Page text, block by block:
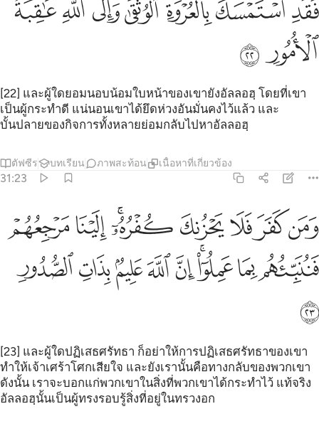
ﲀﲁﲂﲃﲄﲅﲆﲇ
ﲈﲉ
[22] และผู้ใดยอมนอบน้อมใบหน้าของเขายังอัลลอฮฺ โดยที่เขา
เป็นผู้กระทำดี แน่นอนเขาได้ยึดห่วงอันมั่นคงไว้แล้ว และ
บั้นปลายของกิจการทั้งหลายย่อมกลับไปหาอัลลอฮฺ
ตัฟซีร บทเรียน ภาพสะท้อน เนื้อหาที่เกี่ยวข้อง
31:23
ومن كفر فلا يحزنك كفره الينا مرجعهم فننبيهم بما عملوا ان الله عليم
وَمَن كَفَرَ فَلَا يَحْزُنكَ كُفْرُهُۥٓ ۚ إِلَيْنَا مَرْجِعُهُمْ فَنُنَبِّئُهُم
ﲊﲋﲌﲍﲎﲏﲐﲑ
ﲒﲓﲔﲕﲖﲗﲘﲙﲚ
ﲛ
[23] และผู้ใดปฏิเสธศรัทธา ก็อย่าให้การปฏิเสธศรัทธาของเขา
ทำให้เจ้าเศร้าโศกเสียใจ และยังเรานั้นคือทางกลับของพวกเขา
ดังนั้น เราจะบอกแก่พวกเขาในสิ่งที่พวกเขาได้กระทำไว้ แท้จริง
อัลลอฮฺนั้นเป็นผู้ทรงรอบรู้สิ่งที่อยู่ในทรวงอก